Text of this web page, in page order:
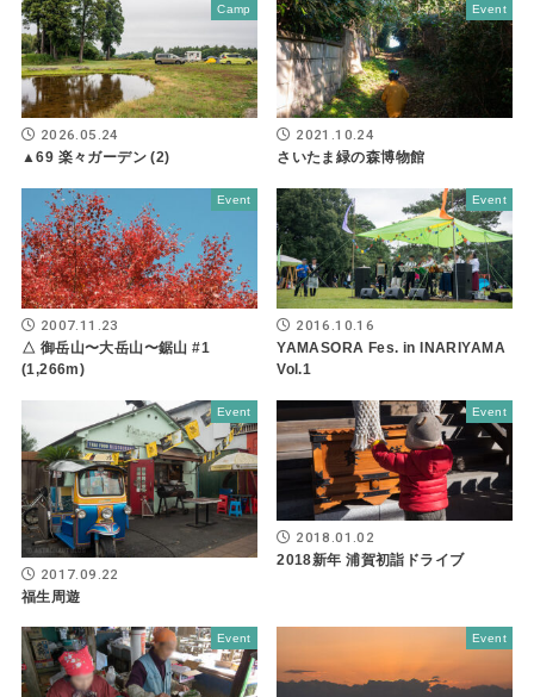
Camp
2026.05.24
▲69 楽々ガーデン (2)
Event
2021.10.24
さいたま緑の森博物館
Event
2007.11.23
△ 御岳山〜大岳山〜鋸山 #1
(1,266m)
Event
2016.10.16
YAMASORA Fes. in INARIYAMA
Vol.1
Event
2017.09.22
福生周遊
Event
2018.01.02
2018新年 浦賀初詣ドライブ
Event Event